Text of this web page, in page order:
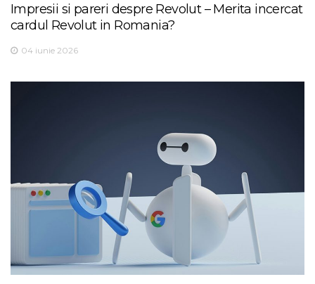
Impresii si pareri despre Revolut – Merita incercat
cardul Revolut in Romania?
04 iunie 2026